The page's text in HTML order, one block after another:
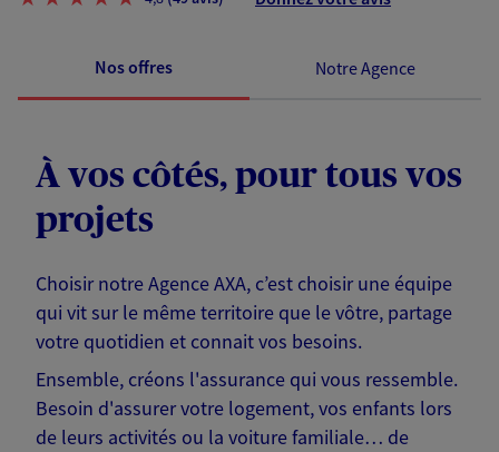
Nos offres Notre Agence
À vos côtés, pour tous vos
projets
Choisir notre Agence AXA, c’est choisir une équipe
qui vit sur le même territoire que le vôtre, partage
votre quotidien et connait vos besoins.
Ensemble, créons l'assurance qui vous ressemble.
Besoin d'assurer votre logement, vos enfants lors
de leurs activités ou la voiture familiale… de